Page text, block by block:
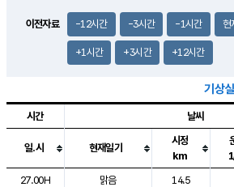
이전자료 -12시간 -3시간 -1시간 현
+1시간 +3시간 +12시간
기상
도시별 기상실황표로 지점, 날씨, 기온, 강수,
시간 날씨
일.시 현재일기
시정
km
27.00H
맑음 14.5